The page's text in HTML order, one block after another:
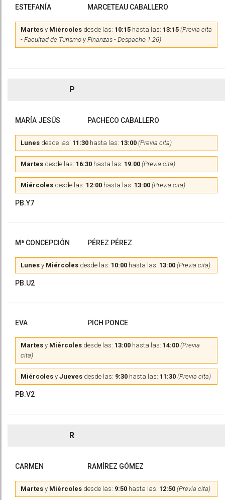
ESTEFANÍA MARCETEAU CABALLERO
Martes y Miércoles desde las: 10:15 hasta las: 13:15 (Previa cita
- Facultad de Turismo y Finanzas - Despacho 1.26)
P
MARÍA JESÚS PACHECO CABALLERO
Lunes desde las: 11:30 hasta las: 13:00 (Previa cita)
Martes desde las: 16:30 hasta las: 19:00 (Previa cita)
Miércoles desde las: 12:00 hasta las: 13:00 (Previa cita)
PB.Y7
Mª CONCEPCIÓN PÉREZ PÉREZ
Lunes y Miércoles desde las: 10:00 hasta las: 13:00 (Previa cita)
PB.U2
EVA PICH PONCE
Martes y Miércoles desde las: 13:00 hasta las: 14:00 (Previa
cita)
Miércoles y Jueves desde las: 9:30 hasta las: 11:30 (Previa cita)
PB.V2
R
CARMEN RAMÍREZ GÓMEZ
Martes y Miércoles desde las: 9:50 hasta las: 12:50 (Previa cita)